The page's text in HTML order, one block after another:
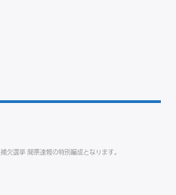
選挙 開票速報の特別編成となります。